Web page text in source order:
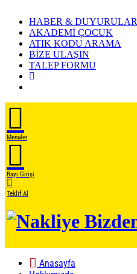
HABER & DUYURULAR
AKADEMİ ÇOCUK
ATIK KODU ARAMA
BİZE ULAŞIN
TALEP FORMU
Menuler
Bayi Girişi
Teklif Al
Anasayfa